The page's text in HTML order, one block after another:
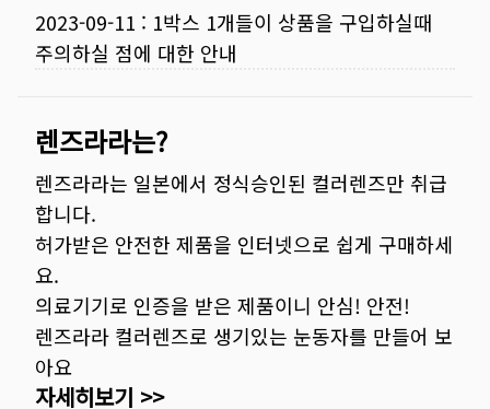
2023-09-11 : 1박스 1개들이 상품을 구입하실때
주의하실 점에 대한 안내
렌즈라라는?
렌즈라라는 일본에서 정식승인된 컬러렌즈만 취급
합니다.
허가받은 안전한 제품을 인터넷으로 쉽게 구매하세
요.
의료기기로 인증을 받은 제품이니 안심! 안전!
렌즈라라 컬러렌즈로 생기있는 눈동자를 만들어 보
아요
자세히보기 >>